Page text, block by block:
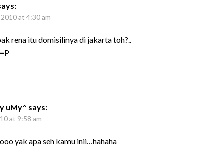
at 4:30 am
rena itu domisilinya di jakarta toh?..
uMy^ says:
at 9:58 am
yak apa seh kamu inii…hahaha